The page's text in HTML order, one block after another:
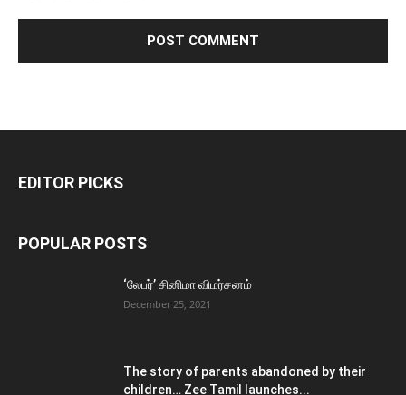
EDITOR PICKS
POPULAR POSTS
‘லேபர்’ சினிமா விமர்சனம்
December 25, 2021
The story of parents abandoned by their
children… Zee Tamil launches...